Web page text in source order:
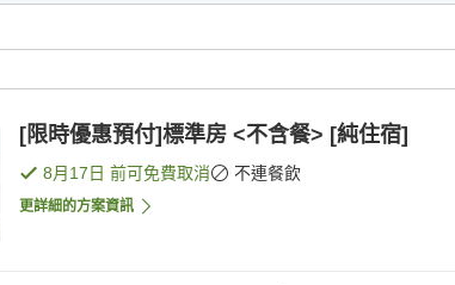
[限時優惠預付]標準房 <不含餐> [純住宿]
8月17日 前可免費取消 不連餐飲
更詳細的方案資訊